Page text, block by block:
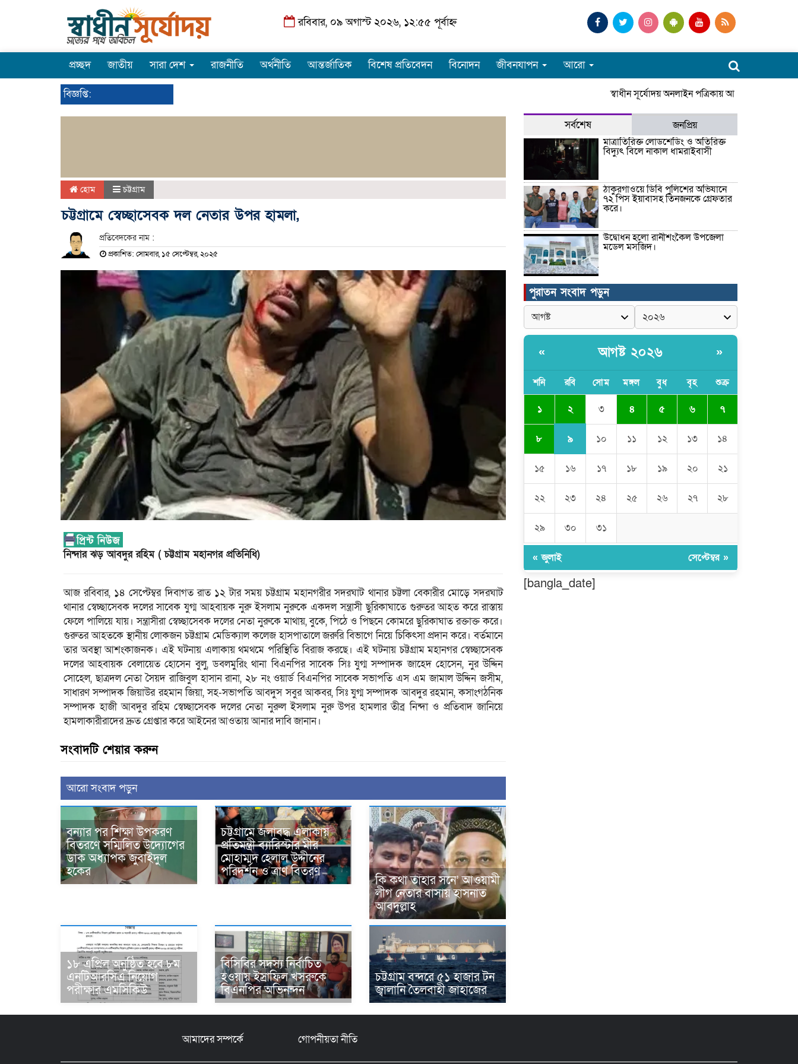
রবিবার, ০৯ অগাস্ট ২০২৬, ১২:৫৫ পূর্বাহ্ন
প্রচ্ছদ জাতীয় সারা দেশ রাজনীতি অর্থনীতি আন্তর্জাতিক বিশেষ প্রতিবেদন বিনোদন জীবনযাপন আরো
বিজ্ঞপ্তি: স্বাধীন সূর্যোদয় অনলাইন পত্রিকায় আপনাকে স্বাগতম।
হোম চট্টগ্রাম
চট্টগ্রামে স্বেচ্ছাসেবক দল নেতার উপর হামলা,
প্রতিবেদকের নাম :
প্রকাশিত: সোমবার, ১৫ সেপ্টেম্বর, ২০২৫
নিন্দার ঝড় আবদুর রহিম ( চট্টগ্রাম মহানগর প্রতিনিধি)
আজ রবিবার, ১৪ সেপ্টেম্বর দিবাগত রাত ১২ টার সময় চট্টগ্রাম মহানগরীর সদরঘাট থানার চট্টলা বেকারীর মোড়ে সদরঘাট
থানার স্বেচ্ছাসেবক দলের সাবেক যুগ্ম আহবায়ক নুরু ইসলাম নুরুকে একদল সন্ত্রাসী ছুরিকাঘাতে গুরুতর আহত করে রাস্তায়
ফেলে পালিয়ে যায়। সন্ত্রাসীরা স্বেচ্ছাসেবক দলের নেতা নুরুকে মাথায়, বুকে, পিঠে ও পিছনে কোমরে ছুরিকাঘাত রক্তাক্ত করে।
গুরুতর আহতকে স্থানীয় লোকজন চট্টগ্রাম মেডিক্যাল কলেজ হাসপাতালে জরুরি বিভাগে নিয়ে চিকিৎসা প্রদান করে। বর্তমানে
তার অবস্থা আশংকাজনক। এই ঘটনায় এলাকায় থমথমে পরিস্থিতি বিরাজ করছে। এই ঘটনায় চট্টগ্রাম মহানগর স্বেচ্ছাসেবক
দলের আহবায়ক বেলায়েত হোসেন বুলু, ডবলমুরিং থানা বিএনপির সাবেক সিঃ যুগ্ম সম্পাদক জাহেদ হোসেন, নুর উদ্দিন
সোহেল, ছাত্রদল নেতা সৈয়দ রাজিবুল হাসান রানা, ২৮ নং ওয়ার্ড বিএনপির সাবেক সভাপতি এস এম জামাল উদ্দিন জসীম,
সাধারণ সম্পাদক জিয়াউর রহমান জিয়া, সহ-সভাপতি আবদুস সবুর আকবর, সিঃ যুগ্ম সম্পাদক আবদুর রহমান, কসাংগঠনিক
সম্পাদক হাজী আবদুর রহিম স্বেচ্ছাসেবক দলের নেতা নুরুল ইসলাম নুরু উপর হামলার তীব্র নিন্দা ও প্রতিবাদ জানিয়ে
হামলাকারীরাদের দ্রুত গ্রেপ্তার করে আইনের আওতায় আনার দাবি জানান।
সংবাদটি শেয়ার করুন
আরো সংবাদ পড়ুন
বন্যার পর শিক্ষা উপকরণ
বিতরণে সম্মিলিত উদ্যোগের
ডাক অধ্যাপক জুবাইদুল
হকের
চট্টগ্রামে জলাবদ্ধ এলাকায়
প্রতিমন্ত্রী ব্যারিস্টার মীর
মোহাম্মদ হেলাল উদ্দীনের
পরিদর্শন ও ত্রাণ বিতরণ
কি কথা তাহার সনে’ আওয়ামী
লীগ নেতার বাসায় হাসনাত
আবদুল্লাহ
১৮ এপ্রিল অনুষ্ঠিত হবে ৮ম
এনটিআরসিএ নিয়োগ
পরীক্ষার এমসিকিউ
বিসিবির সদস্য নির্বাচিত
হওয়ায় ইস্রাফিল খসরুকে
বিএনপির অভিনন্দন
চট্টগ্রাম বন্দরে ৫১ হাজার টন
জ্বালানি তৈলবাহী জাহাজের
সর্বশেষ
জনপ্রিয়
মাত্রাতিরিক্ত লোডশেডিং ও অতিরিক্ত
বিদ্যুৎ বিলে নাকাল ধামরাইবাসী
ঠাকুরগাঁওয়ে ডিবি পুলিশের অভিযানে
৭২ পিস ইয়াবাসহ তিনজনকে গ্রেফতার
করে।
উদ্বোধন হলো রানীশংকৈল উপজেলা
মডেল মসজিদ।
কুমিল্লা প্রেসক্লাবে তিন সাবেক
সভাপতিকে স্মরণ
জলবায়ু পরিবর্তনের বিরূপ প্রভাব
মোকাবেলায়, বৃক্ষ রোপণ কর্মসূচি।
চৌদ্দগ্রামে পুলিশের প্রতি জনগণের আস্থা
ফেরাতে বিশেষ ভূমিকা রাখছেন ওসি
বার্ষিক নির্বাচন সম্পন্ন, সভাপতি
গড়ে তুলতে হবে -জবি ভিসি ড. রইছ
উদদীন
সড়ক নিরাপত্তা ও জনসচেতনতা
তৈরিতে অবদানের সড়ক যোদ্ধা পদক
পেলেন নিসচা কমলগঞ্জ শাখার সভাপতি
বগুড়ায় দিনমজুরের বাজারে শাহ্ ফতেহ
পুরাতন সংবাদ পড়ুন
« আগষ্ট ২০২৬ »
শনি রবি সোম মঙ্গল বুধ বৃহ শুক্র
১ ২ ৩ ৪ ৫ ৬ ৭
৮ ৯ ১০ ১১ ১২ ১৩ ১৪
১৫ ১৬ ১৭ ১৮ ১৯ ২০ ২১
২২ ২৩ ২৪ ২৫ ২৬ ২৭ ২৮
২৯ ৩০ ৩১
« জুলাই সেপ্টেম্বর »
[bangla_date]
আমাদের সম্পর্কে গোপনীয়তা নীতি